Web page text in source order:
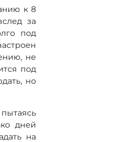
к 8
за
под
не
под
но
дней
на